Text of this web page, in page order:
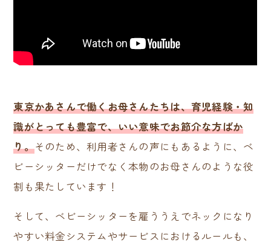
東京かあさんで働くお母さんたちは、育児経験・知
識がとっても豊富で、いい意味でお節介な方ばか
り。そのため、利用者さんの声にもあるように、ベ
ビーシッターだけでなく本物のお母さんのような役
割も果たしています！
そして、ベビーシッターを雇ううえでネックになり
やすい料金システムやサービスにおけるルールも、